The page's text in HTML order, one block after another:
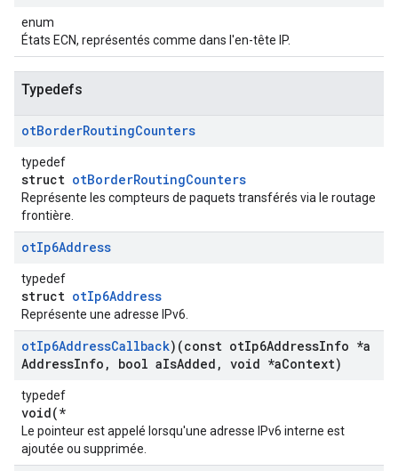
enum
États ECN, représentés comme dans l'en-tête IP.
Typedefs
otBorderRoutingCounters
typedef
struct otBorderRoutingCounters
Représente les compteurs de paquets transférés via le routage
frontière.
otIp6Address
typedef
struct otIp6Address
Représente une adresse IPv6.
otIp6AddressCallback)(const otIp6AddressInfo *a
AddressInfo , bool aIsAdded , void *aContext)
typedef
void(*
Le pointeur est appelé lorsqu'une adresse IPv6 interne est
ajoutée ou supprimée.